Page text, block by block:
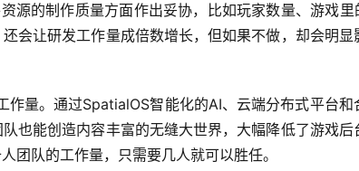
源的制作质量方面作出妥协，比如玩家数量、游戏里
会让研发工作量成倍数增长，但如果不做，却会明显
量。通过SpatialOS智能化的AI、云端分布式平台和
也能创造内容丰富的无缝大世界，大幅降低了游戏后
团队的工作量，只需要几人就可以胜任。